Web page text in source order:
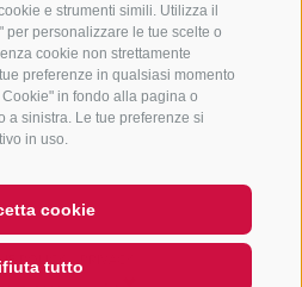
e strumenti simili. Utilizza il
per personalizzare le tue scelte o
cookie non strettamente
preferenze in qualsiasi momento
in fondo alla pagina o
a sinistra. Le tue preferenze si
in uso.
cookie
tutto
POLICY